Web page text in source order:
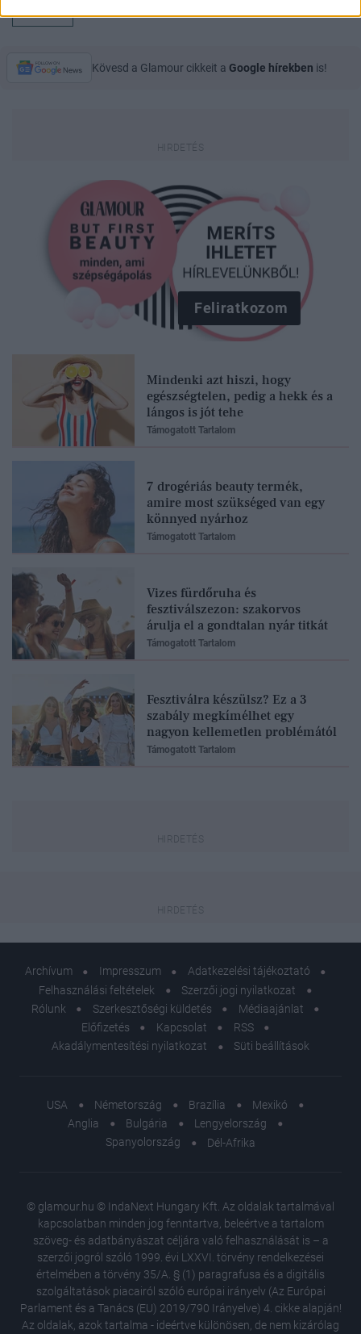
Kövesd a Glamour cikkeit a Google hírekben is!
Feliratkozom
Mindenki azt hiszi, hogy
egészségtelen, pedig a hekk és a
lángos is jót tehe
Támogatott Tartalom
7 drogériás beauty termék,
amire most szükséged van egy
könnyed nyárhoz
Támogatott Tartalom
Vizes fürdőruha és
fesztiválszezon: szakorvos
árulja el a gondtalan nyár titkát
Támogatott Tartalom
Fesztiválra készülsz? Ez a 3
szabály megkímélhet egy
nagyon kellemetlen problémától
Támogatott Tartalom
Archívum Impresszum
Adatkezelési tájékoztató
Felhasználási feltételek
Szerzői jogi nyilatkozat
Rólunk
Szerkesztőségi küldetés
Médiaajánlat
Előfizetés
Kapcsolat
RSS
Akadálymentesítési nyilatkozat
Süti beállítások
USA Németország Brazília
Mexikó
Anglia
Bulgária
Lengyelország
Spanyolország
Dél-Afrika
© glamour.hu © IndaNext Hungary Kft. Az oldalak tartalmával
kapcsolatban minden jog fenntartva, beleértve a tartalom
szöveg- és adatbányászat céljára való felhasználását is – a
szerzői jogról szóló 1999. évi LXXVI. törvény rendelkezései
értelmében a törvény 35/A. § (1) paragrafusa és a digitális
szolgáltatások piacairól szóló európai irányelv (Az Európai
Parlament és a Tanács (EU) 2019/790 Irányelve) 4. cikke alapján!
Az oldalak, azok tartalma - ideértve különösen, de nem kizárólag